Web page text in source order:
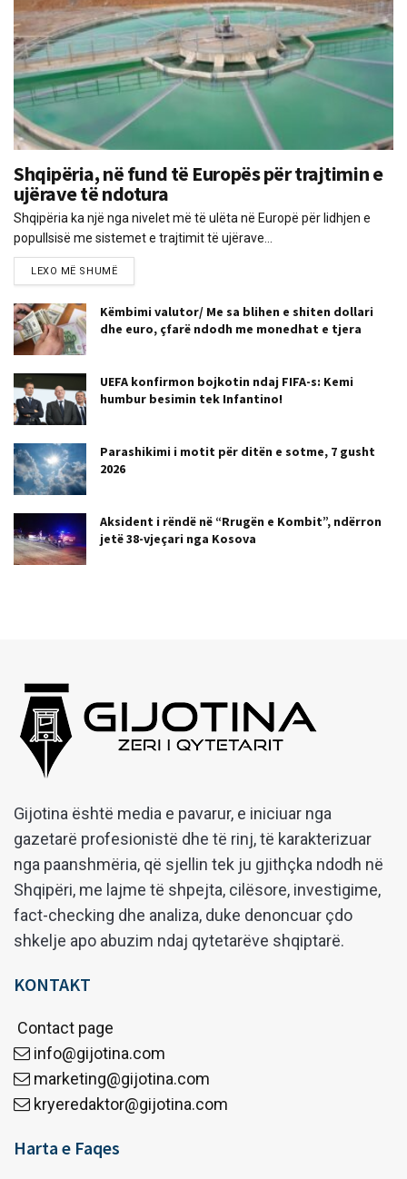
Shqipëria, në fund të Europës për trajtimin e
ujërave të ndotura
Shqipëria ka një nga nivelet më të ulëta në Europë për lidhjen e
popullsisë me sistemet e trajtimit të ujërave...
LEXO MË SHUMË
Këmbimi valutor/ Me sa blihen e shiten dollari
dhe euro, çfarë ndodh me monedhat e tjera
UEFA konfirmon bojkotin ndaj FIFA-s: Kemi
humbur besimin tek Infantino!
Parashikimi i motit për ditën e sotme, 7 gusht
2026
Aksident i rëndë në “Rrugën e Kombit”, ndërron
jetë 38-vjeçari nga Kosova
Gijotina është media e pavarur, e iniciuar nga
gazetarë profesionistë dhe të rinj, të karakterizuar
nga paanshmëria, që sjellin tek ju gjithçka ndodh në
Shqipëri, me lajme të shpejta, cilësore, investigime,
fact-checking dhe analiza, duke denoncuar çdo
shkelje apo abuzim ndaj qytetarëve shqiptarë.
KONTAKT
Contact page
info@gijotina.com
marketing@gijotina.com
kryeredaktor@gijotina.com
Harta e Faqes